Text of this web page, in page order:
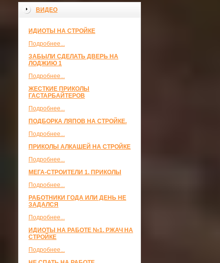
ВИДЕО
ИДИОТЫ НА СТРОЙКЕ
Подробнее...
ЗАБЫЛИ СДЕЛАТЬ ДВЕРЬ НА
ЛОДЖИЮ 1
Подробнее...
ЖЕСТКИЕ ПРИКОЛЫ
ГАСТАРБАЙТЕРОВ
Подробнее...
ПОДБОРКА ЛЯПОВ НА СТРОЙКЕ.
Подробнее...
ПРИКОЛЫ АЛКАШЕЙ НА СТРОЙКЕ
Подробнее...
МЕГА-СТРОИТЕЛИ 1. ПРИКОЛЫ
Подробнее...
РАБОТНИКИ ГОДА ИЛИ ДЕНЬ НЕ
ЗАДАЛСЯ
Подробнее...
ИДИОТЫ НА РАБОТЕ №1. РЖАЧ НА
СТРОЙКЕ
Подробнее...